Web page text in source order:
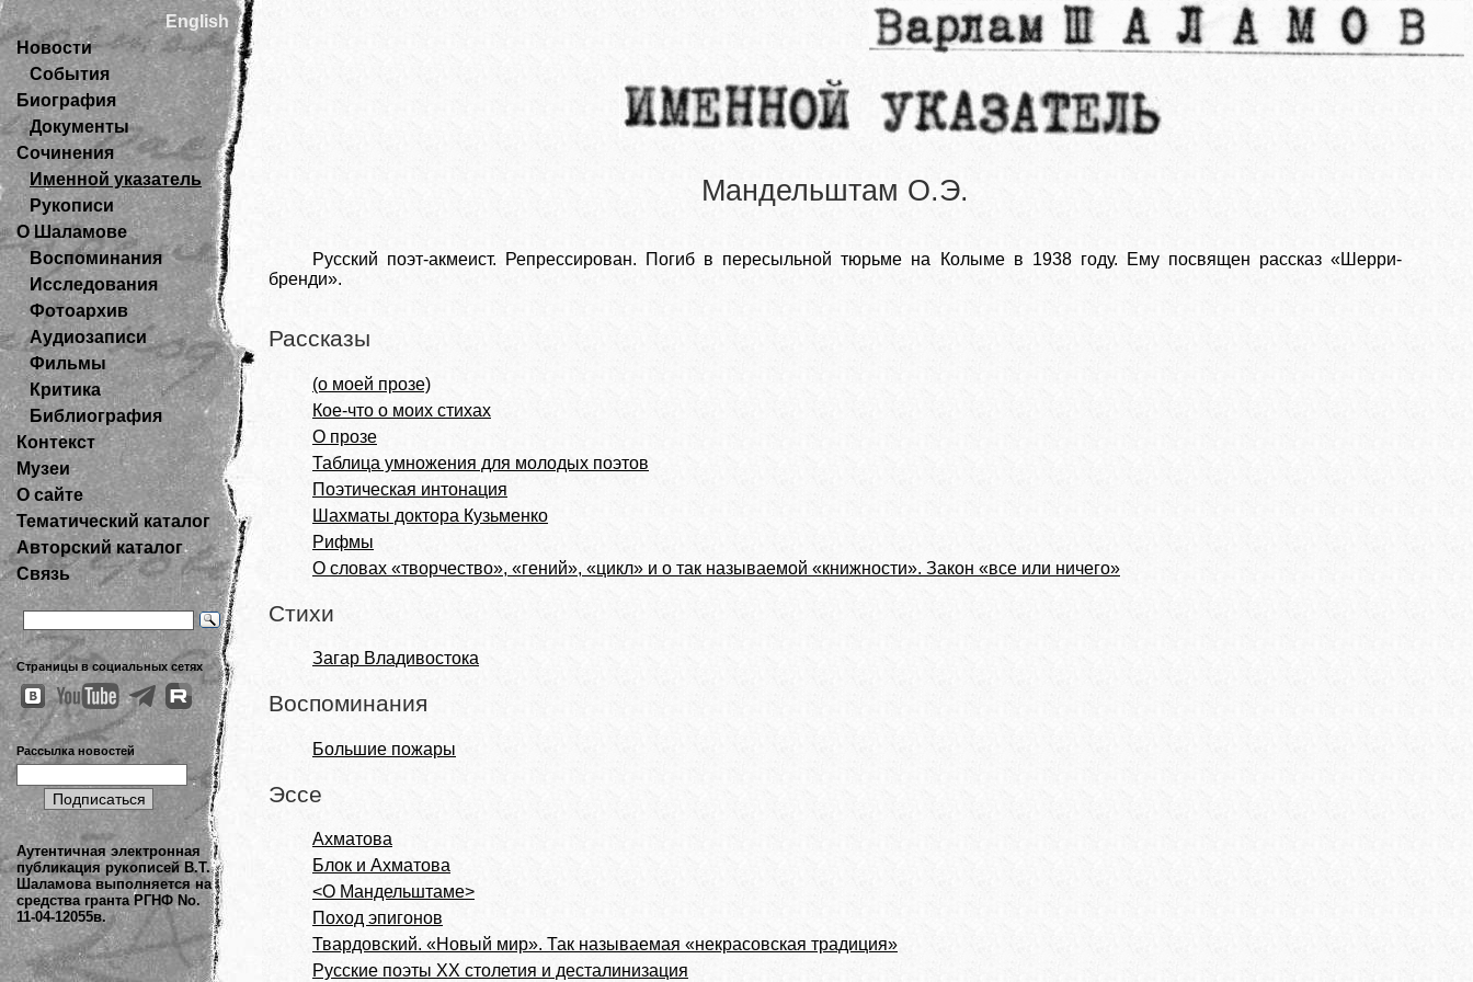
English
Новости
События
Биография
Документы
Сочинения
Именной указатель
Рукописи
О Шаламове
Воспоминания
Исследования
Фотоархив
Аудиозаписи
Фильмы
Критика
Библиография
Контекст
Музеи
О сайте
Тематический каталог
Авторский каталог
Связь
Страницы в социальных сетях
Рассылка новостей
Аутентичная электронная
публикация рукописей В.Т.
Шаламова выполняется на
средства гранта РГНФ No.
11-04-12055в.
Мандельштам О.Э.
Русский поэт-акмеист. Репрессирован. Погиб в пересыльной тюрьме на Колыме в 1938 году. Ему посвящен рассказ «Шерри-
бренди».
Рассказы
(о моей прозе)
Кое-что о моих стихах
О прозе
Таблица умножения для молодых поэтов
Поэтическая интонация
Шахматы доктора Кузьменко
Рифмы
О словах «творчество», «гений», «цикл» и о так называемой «книжности». Закон «все или ничего»
Стихи
Загар Владивостока
Воспоминания
Большие пожары
Эссе
Ахматова
Блок и Ахматова
<О Мандельштаме>
Поход эпигонов
Твардовский. «Новый мир». Так называемая «некрасовская традиция»
Русские поэты ХХ столетия и десталинизация